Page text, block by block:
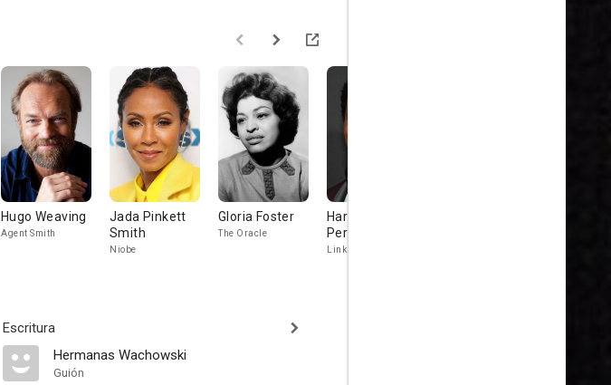
Hugo Weaving
Agent Smith
Jada Pinkett
Smith
Niobe
Gloria Foster
The Oracle
Harold
Perrineau
Link
Escritura
Hermanas Wachowski
Guión